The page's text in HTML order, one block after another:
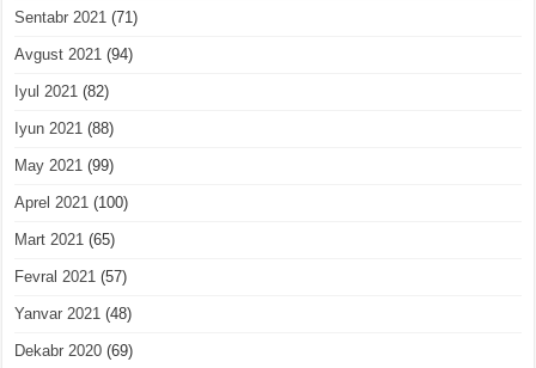
Sentabr 2021 (71)
Avgust 2021 (94)
Iyul 2021 (82)
Iyun 2021 (88)
May 2021 (99)
Aprel 2021 (100)
Mart 2021 (65)
Fevral 2021 (57)
Yanvar 2021 (48)
Dekabr 2020 (69)